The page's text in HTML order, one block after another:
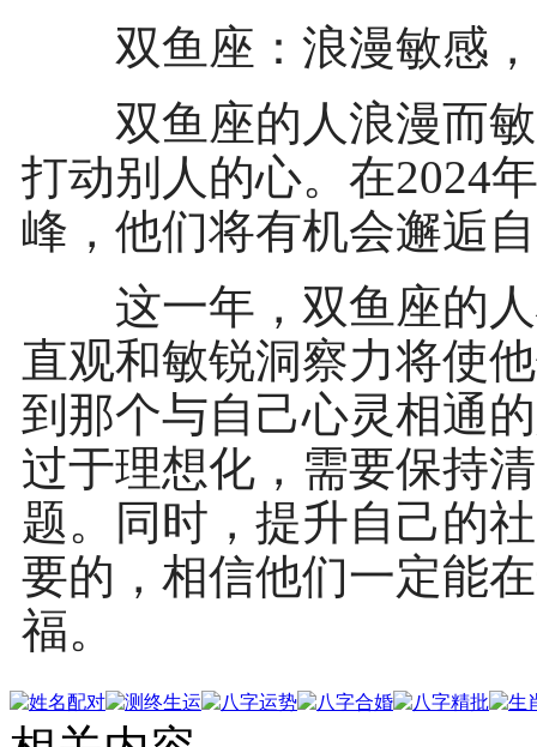
双鱼座：浪漫敏感，
双鱼座的人浪漫而敏
打动别人的心。在2024
峰，他们将有机会邂逅
这一年，双鱼座的人
直观和敏锐洞察力将使
到那个与自己心灵相通
过于理想化，需要保持
题。同时，提升自己的
要的，相信他们一定能
福。